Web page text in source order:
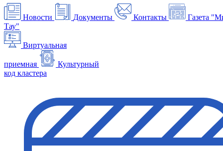
Новости Документы Контакты
Газета
Тау"
Виртуальная
приемная
Культурный
код кластера